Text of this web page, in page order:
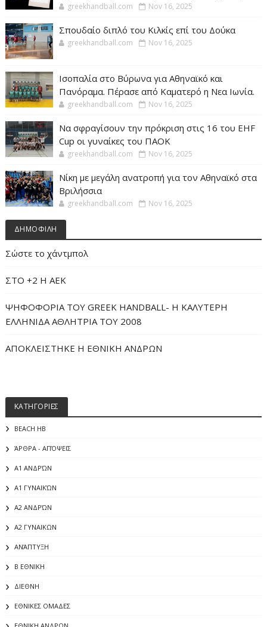
greekhandball.com Nov 16, 2025
Σπουδαίο διπλό του Κιλκίς επί του Δούκα
greekhandball.com Nov 16, 2025
Ισοπαλία στο Βύρωνα για Αθηναϊκό και
Πανόραμα. Πέρασε από Καματερό η Νεα Ιωνία.
greekhandball.com Nov 16, 2025
Να σφραγίσουν την πρόκριση στις 16 του EHF
Cup οι γυναίκες του ΠΑΟΚ
greekhandball.com Nov 16, 2025
Νίκη με μεγάλη ανατροπή για τον Αθηναϊκό στα
Βριλήσσια
greekhandball.com Nov 16, 2025
ΔΗΜΟΦΙΛΗ
Σώστε το χάντμπολ
ΣΤΟ +2 Η ΑΕΚ
ΨΗΦΟΦΟΡΙΑ ΤΟΥ GREEK HANDBALL- H ΚΑΛΥΤΕΡΗ
ΕΛΛΗΝΙΔΑ ΑΘΛΗΤΡΙΑ ΤΟΥ 2008
ΑΠΟΚΛΕΙΣΤΗΚΕ Η ΕΘΝΙΚΗ ΑΝΔΡΩΝ
ΚΑΤΗΓΟΡΙΕΣ
BEACH HB
ΆΡΘΡΑ - ΑΠΌΨΕΙΣ
Α1 ΑΝΔΡΏΝ
Α1 ΓΥΝΑΙΚΏΝ
Α2 ΑΝΔΡΏΝ
Α2 ΓΥΝΑΙΚΩΝ
ΑΝΆΠΤΥΞΗ
Β ΕΘΝΙΚΗ
ΔΙΕΘΝΗ
ΕΘΝΙΚΕΣ ΟΜΑΔΕΣ